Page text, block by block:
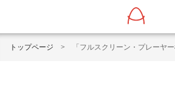
トップページ > 「フルスクリーン・プレーヤ